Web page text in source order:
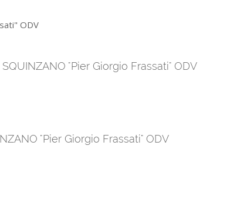
ODV
"Pier Giorgio Frassati" ODV
"Pier Giorgio Frassati" ODV